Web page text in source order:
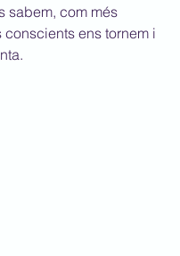
sabem, com més
conscients ens tornem i